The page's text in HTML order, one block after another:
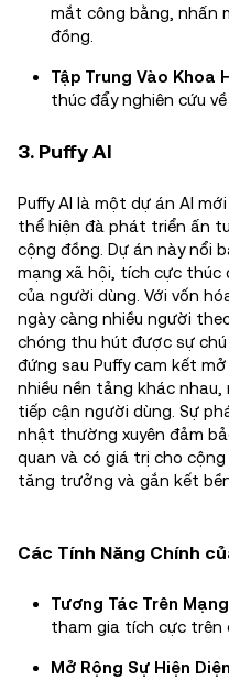
mắt công bằng, nhấn
đồng.
Tập Trung Vào Khoa
thúc đẩy nghiên cứu
3. Puffy AI
Puffy AI là một dự án AI
thể hiện đà phát triển ấn
cộng đồng. Dự án này nổi
mạng xã hội, tích cực
của người dùng. Với vốn
ngày càng nhiều người
chóng thu hút được sự
đứng sau Puffy cam kết
nhiều nền tảng khác
tiếp cận người dùng. Sự
nhật thường xuyên đảm
quan và có giá trị cho
tăng trưởng và gắn kết
Các Tính Năng Chính
Tương Tác Trên
tham gia tích cực trên
Mở Rộng Sự Hiện